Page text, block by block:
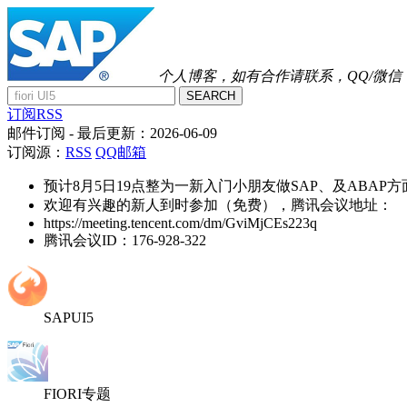
个人博客，如有合作请联系，QQ/微信
SEARCH
订阅RSS
邮件订阅 - 最后更新： 2026-06-09
订阅源： RSS QQ邮箱
预计8月5日19点整为一新入门小朋友做SAP、及ABAP方
欢迎有兴趣的新人到时参加（免费），腾讯会议地址：
https://meeting.tencent.com/dm/GviMjCEs223q
腾讯会议ID：176-928-322
SAPUI5
FIORI专题